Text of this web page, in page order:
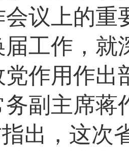
议上的重
工作，就
作用作出
务副主席蒋
出，这次